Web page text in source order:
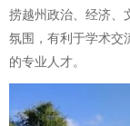
捞越州政治、经济、
氛围，有利于学术交
的专业人才。